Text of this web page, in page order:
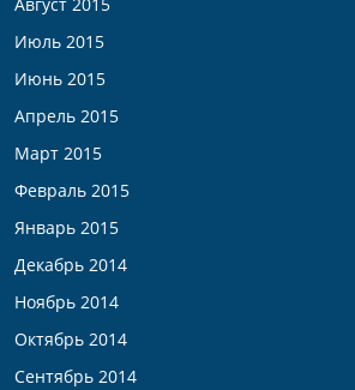
Июль 2015
Июнь 2015
Апрель 2015
Март 2015
Февраль 2015
Январь 2015
Декабрь 2014
Ноябрь 2014
Октябрь 2014
Сентябрь 2014